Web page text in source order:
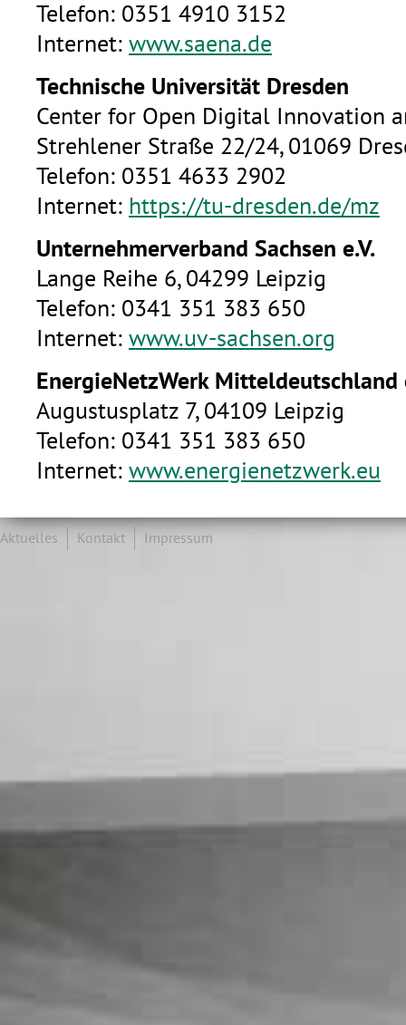
Telefon: 0351 4910 3152
Internet: www.saena.de
Technische Universität Dresden
Center for Open Digital Innovation
Strehlener Straße 22/24, 01069
Telefon: 0351 4633 2902
Internet: https://tu-dresden.de/mz
Unternehmerverband Sachsen e.V.
Lange Reihe 6, 04299 Leipzig
Telefon: 0341 351 383 650
Internet: www.uv-sachsen.org
EnergieNetzWerk Mitteldeutschland
Augustusplatz 7, 04109 Leipzig
Telefon: 0341 351 383 650
Internet: www.energienetzwerk.eu
Aktuelles Kontakt Impressum